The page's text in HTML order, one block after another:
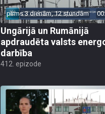
pirms 3 dienām, 12 stundām
Ungārijā un Rumānijā
apdraudēta valsts
darbība
412. epizode